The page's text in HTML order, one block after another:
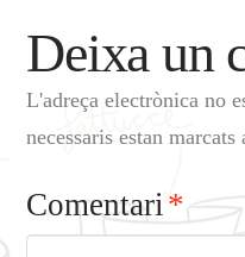
Deixa un
L'adreça electrònica no
necessaris estan marcats
Comentari*